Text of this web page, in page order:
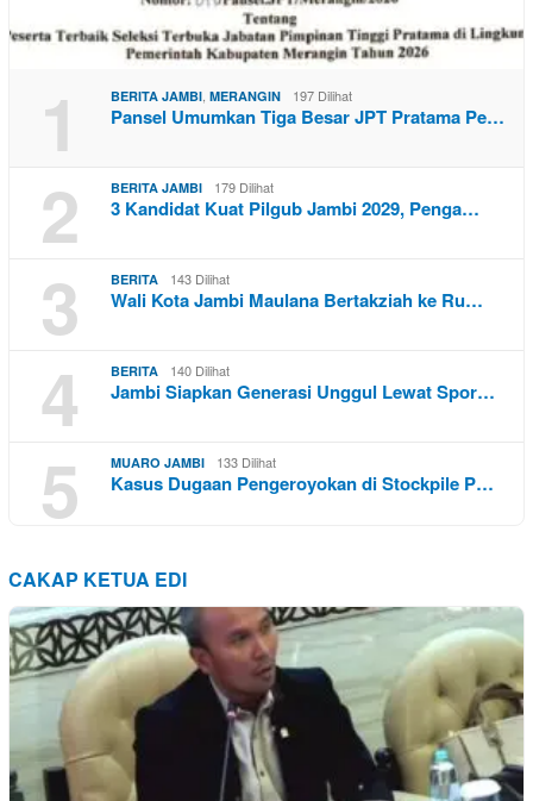
1 BERITA JAMBI MERANGIN 197 Dilihat
Pansel Umumkan Tiga Besar JPT Pratama Pe…
2 BERITA JAMBI 179 Dilihat
3 Kandidat Kuat Pilgub Jambi 2029, Penga…
3 BERITA 143 Dilihat
Wali Kota Jambi Maulana Bertakziah ke Ru…
4 BERITA 140 Dilihat
Jambi Siapkan Generasi Unggul Lewat Spor…
5 MUARO JAMBI 133 Dilihat
Kasus Dugaan Pengeroyokan di Stockpile P…
CAKAP KETUA EDI